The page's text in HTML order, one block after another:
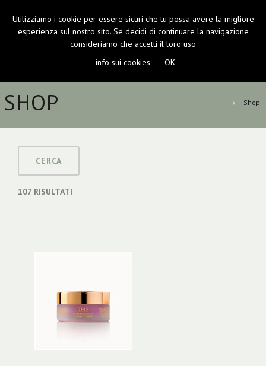
SHOP Shop
CERCA
107 RISULTATI
Utilizziamo i cookie per essere sicuri che tu possa avere la migliore
esperienza sul nostro sito. Se decidi di continuare la navigazione
consideriamo che accetti il loro uso
info sui cookies
OK